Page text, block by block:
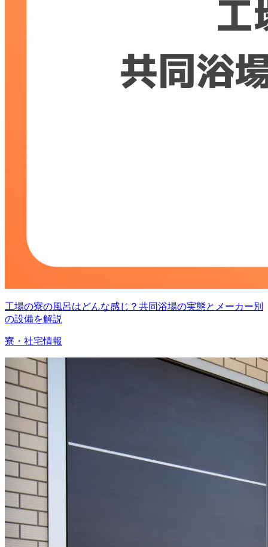
工場の寮の風呂はどんな感じ？共同浴場の実態とメーカー別
の設備を解説
寮・社宅情報